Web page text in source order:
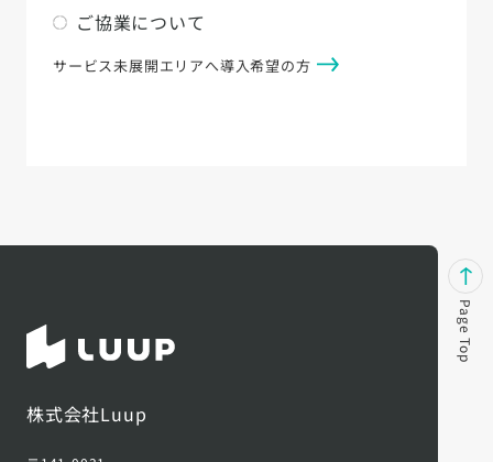
ご協業について
サービス未展開エリアへ導入希望の方
株式会社Luup
Page Top